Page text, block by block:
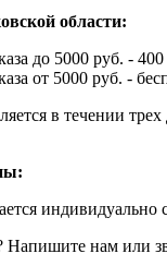
области:
до 5000 руб. - 400
от 5000 руб. -
в течении
Напишите нам или